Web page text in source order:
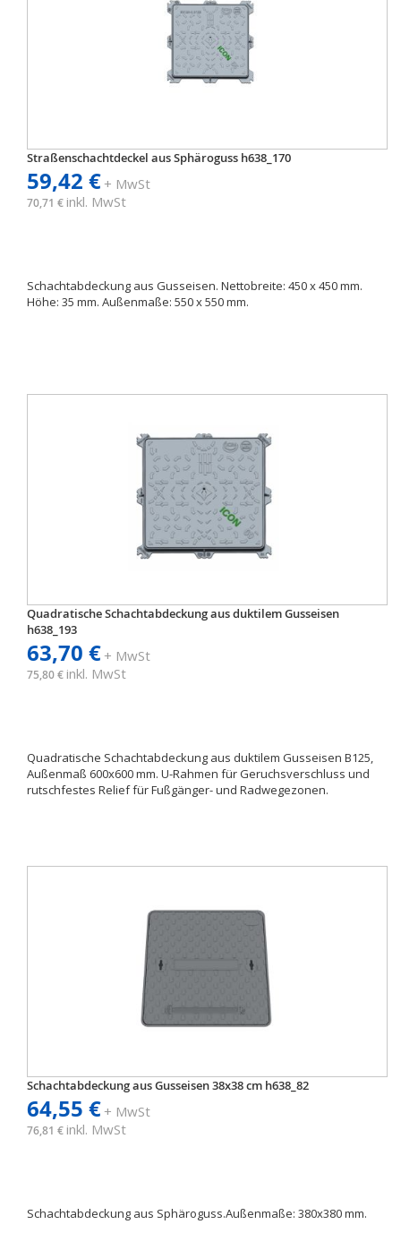
Straßenschachtdeckel aus Sphäroguss h638_170
59,42 €+ MwSt
70,71 € inkl. MwSt
Schachtabdeckung aus Gusseisen. Nettobreite: 450 x 450 mm.
Höhe: 35 mm. Außenmaße: 550 x 550 mm.
Quadratische Schachtabdeckung aus duktilem Gusseisen
h638_193
63,70 €+ MwSt
75,80 € inkl. MwSt
Quadratische Schachtabdeckung aus duktilem Gusseisen B125,
Außenmaß 600x600 mm. U-Rahmen für Geruchsverschluss und
rutschfestes Relief für Fußgänger- und Radwegezonen.
Schachtabdeckung aus Gusseisen 38x38 cm h638_82
64,55 €+ MwSt
76,81 € inkl. MwSt
Schachtabdeckung aus Sphäroguss.Außenmaße: 380x380 mm.